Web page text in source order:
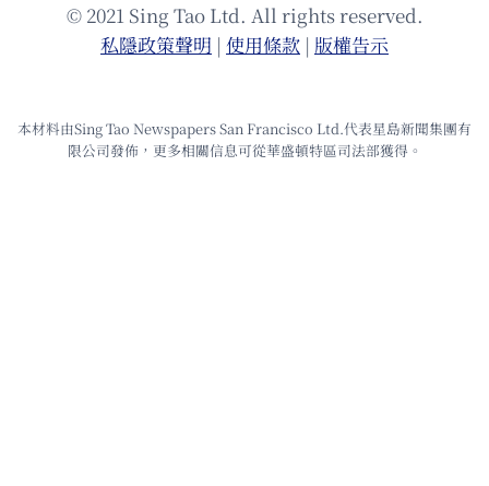
© 2021 Sing Tao Ltd. All rights reserved.
私隱政策聲明 | 使⽤條款 | 版權告⽰
本材料由Sing Tao Newspapers San Francisco Ltd.代表星島新聞集團有
限公司發佈，更多相關信息可從華盛頓特區司法部獲得。